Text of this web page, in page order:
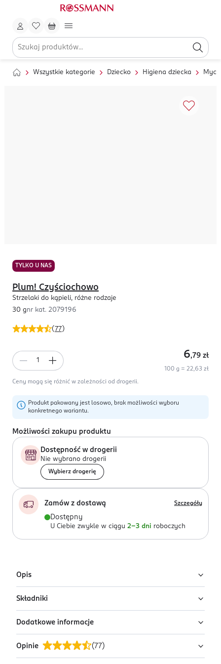
Wszystkie kategorie Dziecko Higiena dziecka
TYLKO U NAS
( 77)
Plum! Czyściochowo
Strzelaki do kąpieli, różne rodzaje
30 gnr kat. 2079196
6,79 zł
100 g = 22,63 zł
Ceny mogą się różnić w zależności od drogerii.
Produkt pakowany jest losowo, brak możliwości wyboru
konkretnego wariantu.
Możliwości zakupu produktu
Dostępność w drogerii
Nie wybrano drogerii
Wybierz drogerię
Zamów z dostawą Szczegóły
Dostępny
U Ciebie zwykle w ciągu 2-3 dni roboczych
Opis
Uwaga: wysyłamy losowy wariant!
Produkt występuje w różnych wariantach i pakowany
jest losowo. Zdjęcia pokazują przykładowe warianty.
Szukasz konkretnego wariantu lub chcesz sprawdzić
pełną ofertę? Zapraszamy do najbliższej drogerii.
Składniki
Ingredients: STRZELAKI CZERWONE: SUCROSE,
HYDROGENATED STARCH HYDROLYSATE, LACTOSE,
CARBON DIOXIDE, PARFUM, CI 16035.
Dodatkowe informacje
PRZYGOTOWANIE I STOSOWANIE
Zawartość opakowania wsyp do wanny z ciepłą wodą.
Opinie ( 77 )